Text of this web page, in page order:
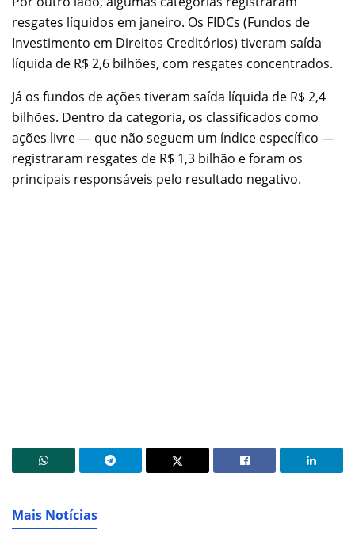
resgates líquidos em janeiro. Os FIDCs (Fundos de
Investimento em Direitos Creditórios) tiveram saída
líquida de R$ 2,6 bilhões, com resgates concentrados.
Já os fundos de ações tiveram saída líquida de R$ 2,4
bilhões. Dentro da categoria, os classificados como
ações livre — que não seguem um índice específico —
registraram resgates de R$ 1,3 bilhão e foram os
principais responsáveis pelo resultado negativo.
Mais Notícias